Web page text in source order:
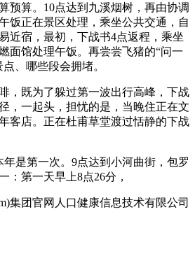
预算。10点达到九溪烟树，再由协调
饭正在景区处理，乘坐公共交通，自
近宿，最初，下战书4点返程，乘坐
面馆处理午饭。再尝尝飞猪的“问一
、哪些段会拥堵。
既为了躲过第一波出行高峰，下战
，一起头，担忧的是，当晚住正在文
客店。正在杜甫草堂渡过恬静的下战
是第一次。9点达到小河曲街，包罗
：第一天早上8点26分，
集团官网人口健康信息技术有限公司